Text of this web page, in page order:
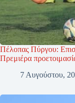
Πέλοπας Πύργου:
Πρεμιέρα
7 Αυγούστου,